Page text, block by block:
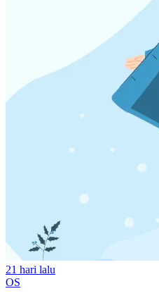
21 hari lalu
OS